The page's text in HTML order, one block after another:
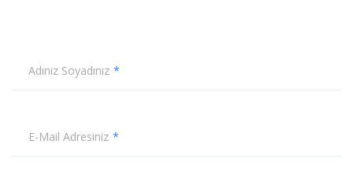
Adınız Soyadınız
E-Mail Adresiniz